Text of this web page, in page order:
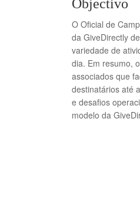
Objectivo
O Oficial de
da GiveDirectly
variedade de
dia. Em resumo,
associados que
destinatários até
e desafios
modelo da